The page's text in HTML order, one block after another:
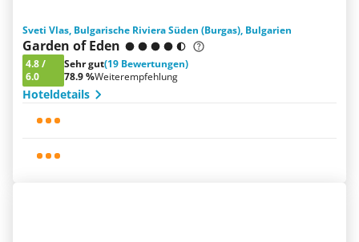
Sveti Vlas, Bulgarische Riviera Süden (Burgas), Bulgarien
Garden of Eden
4.8/
6.0
Sehr gut(19 Bewertungen)
78.9 %Weiterempfehlung
Hoteldetails